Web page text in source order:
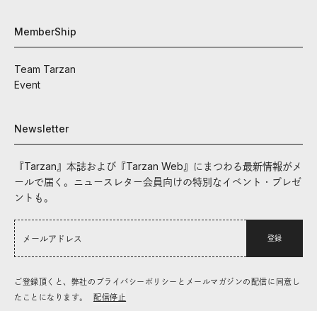
MemberShip
Team Tarzan
Event
Newsletter
『Tarzan』本誌および『Tarzan Web』にまつわる最新情報がメ
ールで届く。ニュースレター会員向けの特別なイベント・プレゼ
ントも。
登録
ご登録頂くと、弊社のプライバシーポリシーとメールマガジンの配信に同意し
たことになります。
配信停止